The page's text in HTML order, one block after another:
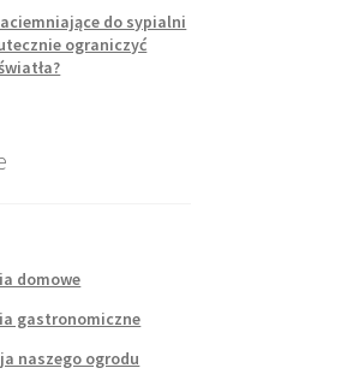
do sypialni
ograniczyć
domowe
gastronomiczne
naszego ogrodu